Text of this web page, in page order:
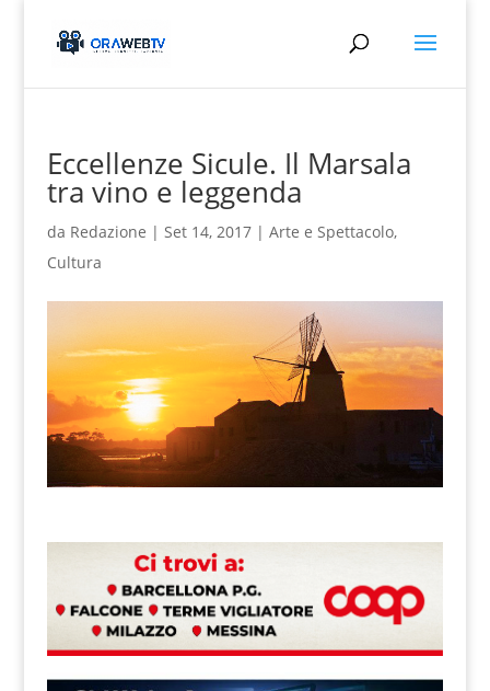
Eccellenze Sicule. Il Marsala
tra vino e leggenda
da Redazione | Set 14, 2017| Arte e Spettacolo,
Cultura